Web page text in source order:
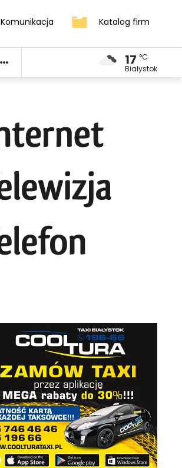
Komunikacja Katalog firm
17 °C
Białystok